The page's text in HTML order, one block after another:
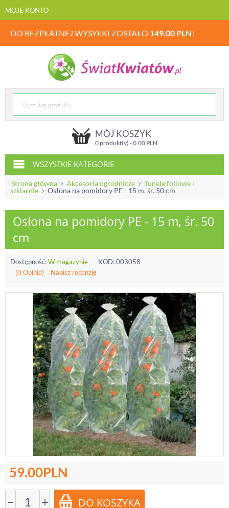
MOJE KONTO
DO BEZPŁATNEJ WYSYŁKI ZOSTAŁO 149.00 PLN!
MÓJ KOSZYK
0 produkt(y) -0.00PLN
WSZYSTKIE KATEGORIE
Strona główna Akcesoria ogrodnicze
Tunele foliowe i
szklarnie
Osłona na pomidory PE - 15 m, śr. 50 cm
Osłona na pomidory PE - 15 m, śr. 50
cm
Dostępność:W magazynie KOD:003058
(0 Opinie)
Napisz recenzję
59.00PLN
− +